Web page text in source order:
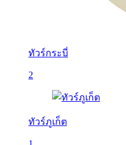
ทัวร์กระบี่
2
ทัวร์ภูเก็ต